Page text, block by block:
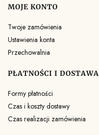
MOJE KONTO
Twoje zamówienia
Ustawienia konta
Przechowalnia
PŁATNOŚCI I DOSTAWA
Formy płatności
Czas i koszty dostawy
Czas realizacji zamówienia